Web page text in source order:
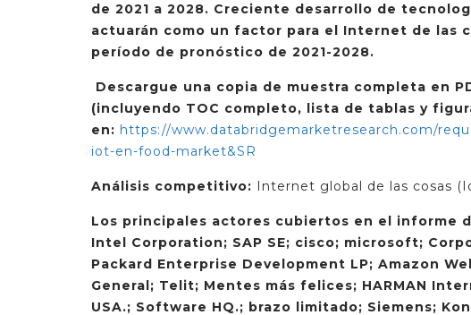
de 2021 a 2028. Creciente desarrollo de
actuarán como un factor para el Internet de las
período de pronóstico de 2021-2028.
Descargue una copia de muestra completa en
(incluyendo TOC completo, lista de tablas y
en: https://www.databridgemarketresearch.com/
iot-en-food-market&SR
Análisis competitivo: Internet global de las cosas
Los principales actores cubiertos en el informe
Intel Corporation; SAP SE; cisco; microsoft;
Packard Enterprise Development LP; Amazon
General; Telit; Mentes más felices; HARMAN
USA.; Software HQ.; brazo limitado; Siemens;